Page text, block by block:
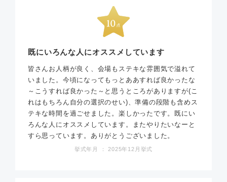
既にいろんな人にオススメしています
皆さんお人柄が良く、会場もステキな雰囲気で溢れて
いました。今頃になってもっとああすれば良かったな
～こうすれば良かった～と思うところがありますが(こ
れはもちろん自分の選択のせい)、準備の段階も含めス
テキな時間を過ごせました。楽しかったです。既にい
ろんな人にオススメしています。またやりたいなーと
すら思っています。ありがとうございました。
挙式年月 ： 2025年12月挙式